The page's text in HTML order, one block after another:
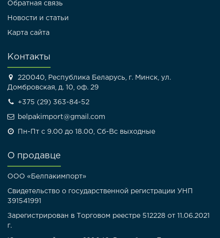
Обратная связь
Новости и статьи
Карта сайта
Контакты
220040, Республика Беларусь, г. Минск, ул.
Домбровская, д. 10, оф. 29
+375 (29) 363-84-52
belpakimport@gmail.com
Пн-Пт с 9.00 до 18.00, Сб-Вс выходные
О продавце
ООО «Белпакимпорт»
Свидетельство о государственной регистрации УНП
391541991
Зарегистрирован в Торговом реестре 512228 от 11.06.2021
г.